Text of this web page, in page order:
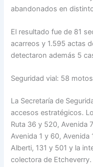
abandonados en
El resultado fue de 81
acarreos y 1.595 actas
detectaron además 5
Seguridad vial: 58
La Secretaría de
accesos estratégicos.
Ruta 36 y 520, Avenida
Avenida 1 y 60, Avenida
Alberti, 131 y 501 y la
colectora de Etcheverry.